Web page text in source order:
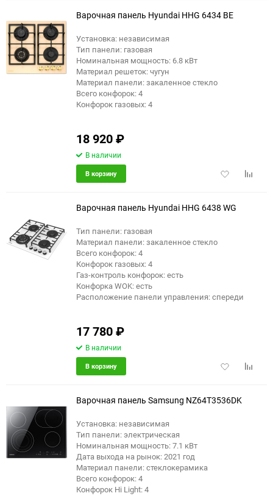
Варочная панель Hyundai HHG 6434 BE
Установка: независимая
Тип панели: газовая
Номинальная мощность: 6.8 кВт
Материал решеток: чугун
Материал панели: закаленное стекло
Всего конфорок: 4
Конфорок газовых: 4
18 920₽
В наличии
Добавить
В корзину
Варочная панель Hyundai HHG 6438 WG
Тип панели: газовая
Материал панели: закаленное стекло
Всего конфорок: 4
Конфорок газовых: 4
Газ-контроль конфорок: есть
Конфорка WOK: есть
Расположение панели управления: спереди
17 780₽
В наличии
Добавить
В корзину
Варочная панель Samsung NZ64T3536DK
Установка: независимая
Тип панели: электрическая
Номинальная мощность: 7.1 кВт
Дата выхода на рынок: 2021 год
Материал панели: стеклокерамика
Всего конфорок: 4
Конфорок Hi Light: 4